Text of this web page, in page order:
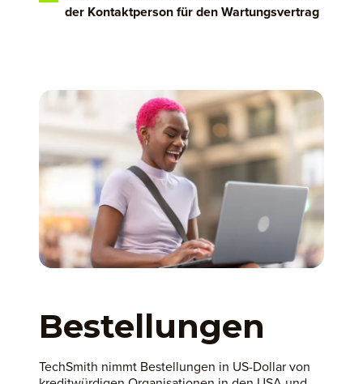
der Kontaktperson für den Wartungsvertrag
Bestellungen
TechSmith nimmt Bestellungen in US-Dollar von